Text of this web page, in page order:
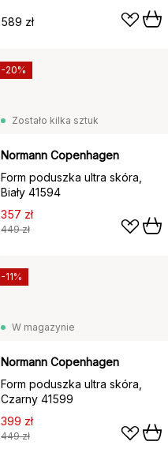
589 zł
Zostało kilka sztuk
Normann Copenhagen
Form poduszka ultra skóra,
Biały 41594
357 zł
449 zł
-20%
W magazynie
Normann Copenhagen
Form poduszka ultra skóra,
Czarny 41599
399 zł
449 zł
-11%